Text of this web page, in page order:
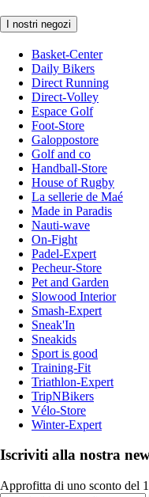
I nostri negozi
Basket-Center
Daily Bikers
Direct Running
Direct-Volley
Espace Golf
Foot-Store
Galoppostore
Golf and co
Handball-Store
House of Rugby
La sellerie de Maé
Made in Paradis
Nauti-wave
On-Fight
Padel-Expert
Pecheur-Store
Pet and Garden
Slowood Interior
Smash-Expert
Sneak'In
Sneakids
Sport is good
Training-Fit
Triathlon-Expert
TripNBikers
Vélo-Store
Winter-Expert
Iscriviti alla nostra
Approfitta di uno sconto del